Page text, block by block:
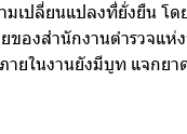
เปลี่ยนแปลงที่ยั่งยืน โด
งสำนักงานตำรวจแห่ง
ยในงานยังมีบูท แจกย